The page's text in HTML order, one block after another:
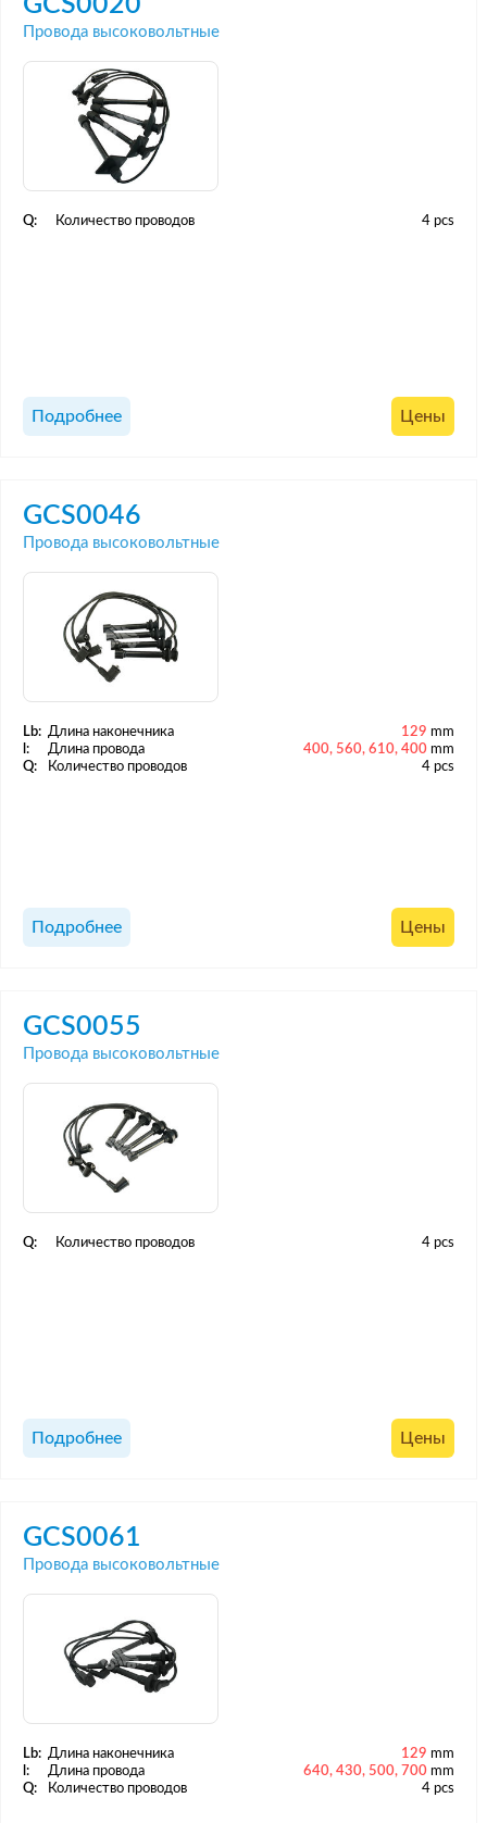
Провода высоковольтные
Q: Количество проводов 4 pcs
Подробнее Цены
GCS0046
Провода высоковольтные
Lb: Длина наконечника 129 mm
l:
Длина провода 400, 560, 610, 400 mm
Q:
Количество проводов 4 pcs
Подробнее Цены
GCS0055
Провода высоковольтные
Q: Количество проводов 4 pcs
Подробнее Цены
GCS0061
Провода высоковольтные
Lb: Длина наконечника 129 mm
l:
Длина провода 640, 430, 500, 700 mm
Q:
Количество проводов 4 pcs